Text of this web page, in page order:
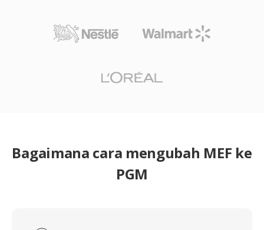
Bagaimana cara mengubah MEF ke
PGM